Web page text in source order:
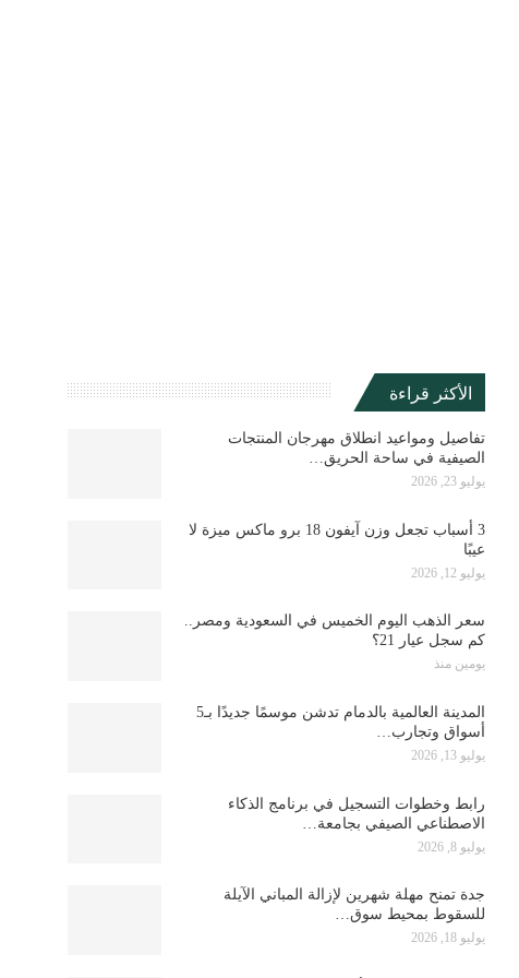
الأكثر قراءة
تفاصيل ومواعيد انطلاق مهرجان المنتجات
الصيفية في ساحة الحريق…
يوليو 23, 2026
3 أسباب تجعل وزن آيفون 18 برو ماكس ميزة لا
عيبًا
يوليو 12, 2026
سعر الذهب اليوم الخميس في السعودية ومصر..
كم سجل عيار 21؟
يومين منذ
المدينة العالمية بالدمام تدشن موسمًا جديدًا بـ5
أسواق وتجارب…
يوليو 13, 2026
رابط وخطوات التسجيل في برنامج الذكاء
الاصطناعي الصيفي بجامعة…
يوليو 8, 2026
جدة تمنح مهلة شهرين لإزالة المباني الآيلة
للسقوط بمحيط سوق…
يوليو 18, 2026